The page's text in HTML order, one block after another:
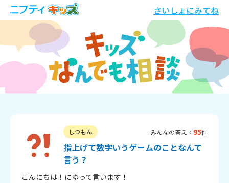
さいしょにみてね
しつもん みんなの答え： 95件
指上げて数字いうゲームのことなんて
言う？
こんにちは！にゆって言います！